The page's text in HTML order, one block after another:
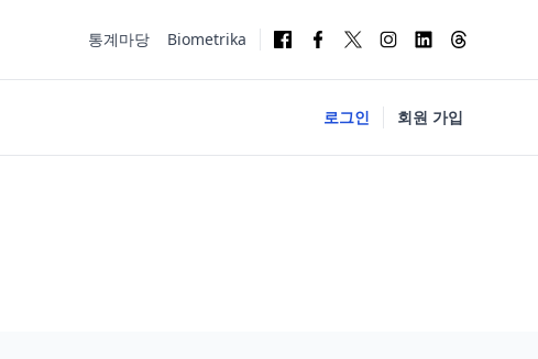
통계마당 Biometrika
로그인 회원 가입